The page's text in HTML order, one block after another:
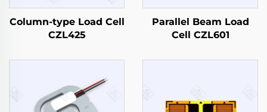
Column-type Load Cell
CZL425
Parallel Beam Load
Cell CZL601